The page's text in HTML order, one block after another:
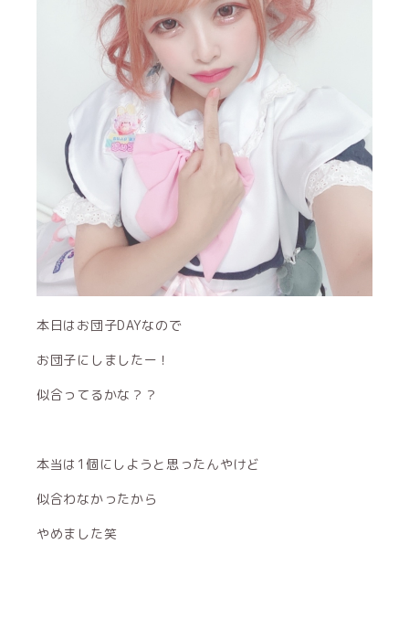
本日はお団子DAYなので
お団子にしましたー！
似合ってるかな？？
本当は1個にしようと思ったんやけど
似合わなかったから
やめました笑